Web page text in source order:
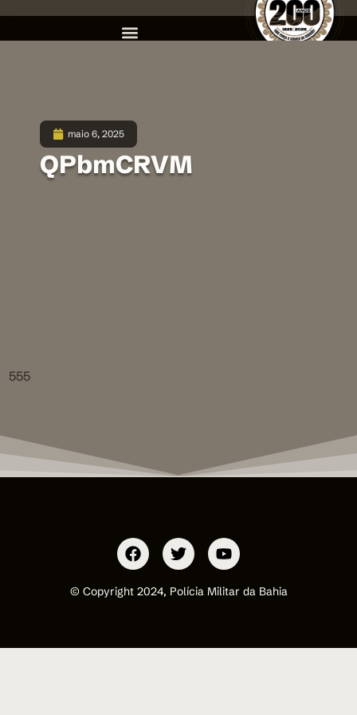
maio 6, 2025
QPbmCRVM
555
© Copyright 2024, Polícia Militar da Bahia